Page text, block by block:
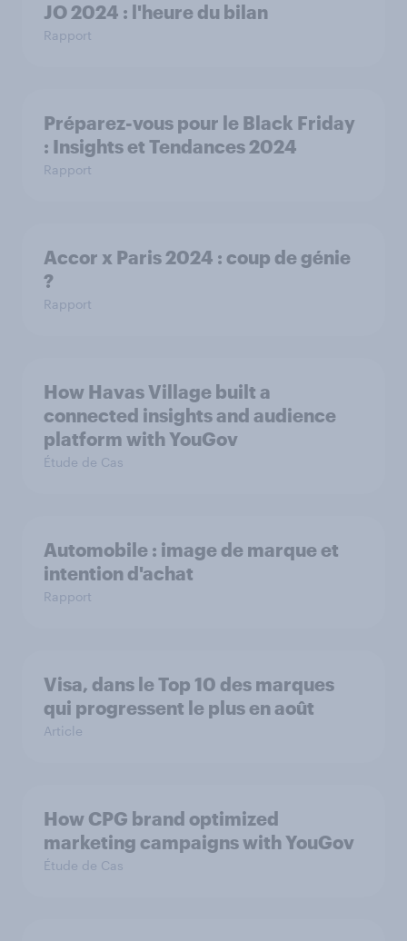
JO 2024 : l'heure du bilan
Rapport
Préparez-vous pour le Black Friday
: Insights et Tendances 2024
Rapport
Accor x Paris 2024 : coup de génie
?
Rapport
How Havas Village built a
connected insights and audience
platform with YouGov
Étude de Cas
Automobile : image de marque et
intention d'achat
Rapport
Visa, dans le Top 10 des marques
qui progressent le plus en août
Article
How CPG brand optimized
marketing campaigns with YouGov
Étude de Cas